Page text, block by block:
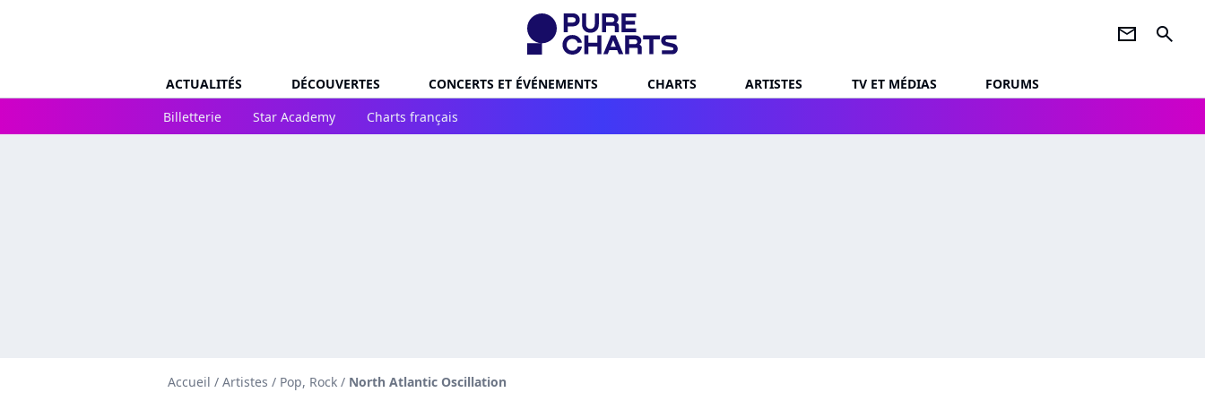
newsletter search
ACTUALITÉS DÉCOUVERTES CONCERTS ET ÉVÉNEMENTS CHARTS ARTISTES TV ET MÉDIAS
FORUMS
Billetterie
Star Academy Charts français
Accueil / Artistes / Pop, Rock / North Atlantic Oscillation